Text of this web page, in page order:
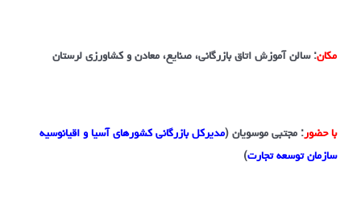
مکان:سالن آموزش اتاق بازرگانی، صنایع، معادن و کشاورزی لرستان
با حضور:مجتبی موسویان (مدیرکل بازرگانی کشورهای آسیا و اقیانوسیه
سازمان توسعه تجارت)